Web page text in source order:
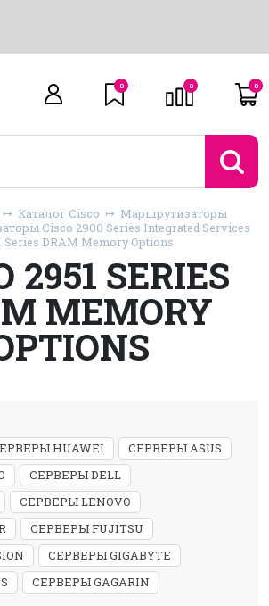
0 0 0
Каталог Cisco
Маршрутизаторы
Cisco 2900 Series Integrated Services
Series DRAM Memory Options
2951 SERIES
MEMORY
HUAWEI
СЕРВЕРЫ ASUS
СЕРВЕРЫ DELL
СЕРВЕРЫ LENOVO
СЕРВЕРЫ FUJITSU
СЕРВЕРЫ GIGABYTE
СЕРВЕРЫ GAGARIN